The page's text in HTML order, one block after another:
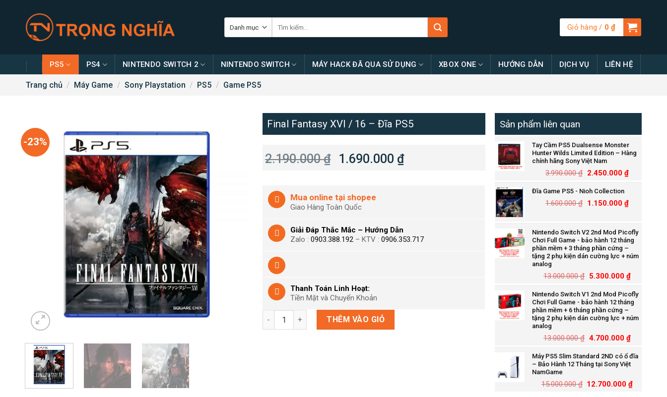
kiếm:
Giỏ hàng / 0₫
PS5 PS4 NINTENDO SWITCH 2 NINTENDO SWITCH MÁY HACK ĐÃ QUA SỬ DỤNG XBOX ONE HƯỚNG DẪN DỊCH VỤ LIÊN HỆ
Trang chủ / Máy Game / Sony Playstation / PS5 / Game PS5
-23%
Final Fantasy XVI / 16 – Đĩa PS5
2.190.000₫ 1.690.000 ₫
Mua online tại shopee
Giao Hàng Toàn Quốc
Giải Đáp Thắc Mắc – Hướng Dẫn
Zalo :0903.388.192 – KTV :0906.353.717
Thanh Toán Linh Hoạt:
Tiền Mặt và Chuyển Khoản
Final Fantasy XVI / 16 - Đĩa PS5 số lượng
THÊM VÀO GIỎ
Sản phẩm liên quan
Tay Cầm PS5 Dualsense Monster
Hunter Wilds Limited Edition – Hàng
chính hãng Sony Việt Nam
3.990.000₫ 2.450.000 ₫
Đĩa Game PS5 - Nioh Collection
1.600.000₫ 1.150.000 ₫
Nintendo Switch V2 2nd Mod Picofly
Chơi Full Game - bảo hành 12 tháng
phần mềm + 3 tháng phần cứng –
tặng 2 phụ kiện dán cường lực + núm
analog
13.000.000₫ 5.300.000 ₫
Nintendo Switch V1 2nd Mod Picofly
Chơi Full Game - bảo hành 12 tháng
phần mềm + 6 tháng phần cứng –
tặng 2 phụ kiện dán cường lực + núm
analog
13.000.000₫ 4.700.000 ₫
Máy PS5 Slim Standard 2ND có ổ đĩa
– Bảo Hành 12 Tháng tại Sony Việt
NamGame
15.000.000₫ 12.700.000₫